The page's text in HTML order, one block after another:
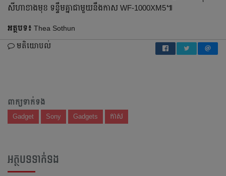
សីហាខាងមុខ ទន្ទឹមគ្នាជាមួយនឹងកាស WF-1000XM5៕
អត្ថបទ៖ Thea Sothun
មតិយោបល់
ពាក្យទាក់ទង
Gadget Sony Gadgets កាស
អត្ថបទទាក់ទង